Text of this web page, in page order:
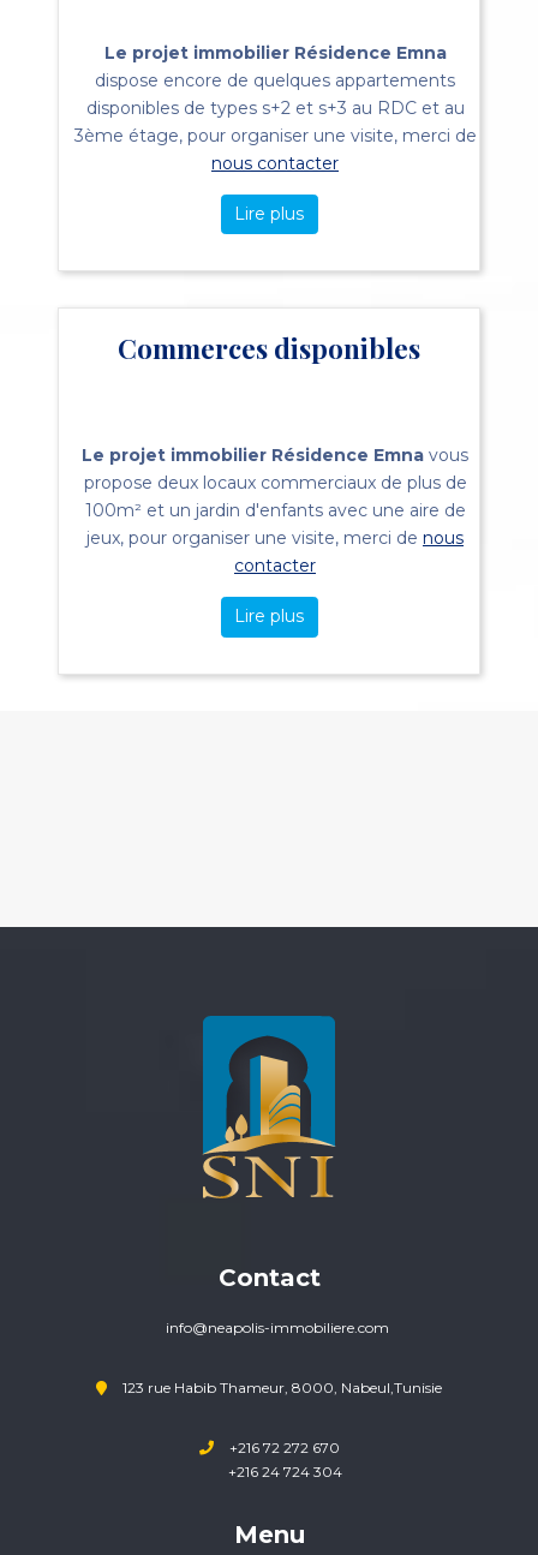
Le projet immobilier Résidence Emna
dispose encore de quelques appartements
disponibles de types s+2 et s+3 au RDC et au
3ème étage, pour organiser une visite, merci de
nous contacter
Lire plus
Commerces disponibles
Le projet immobilier Résidence Emna vous
propose deux locaux commerciaux de plus de
100m² et un jardin d'enfants avec une aire de
jeux, pour organiser une visite, merci de nous
contacter
Lire plus
Contact
info@neapolis-immobiliere.com
123 rue Habib Thameur, 8000, Nabeul,Tunisie
+216 72 272 670
+216 24 724 304
Menu